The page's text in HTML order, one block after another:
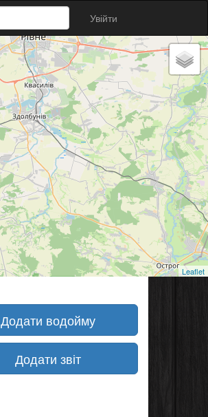
Увійти
Leaflet
Додати водойму
Додати звіт